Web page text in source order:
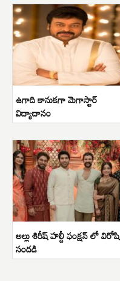
ఉగాది కానుకగా మెగాస్టార్
విద్యాదానం
అల్లు శిరీష్ హల్దీ ఫంక్షన్ లో విరోషి
సందడి